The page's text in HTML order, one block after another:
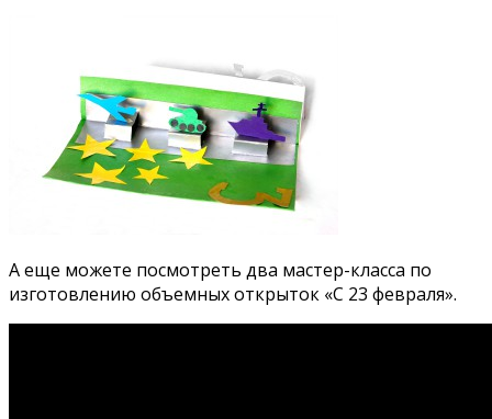
А еще можете посмотреть два мастер-класса по
изготовлению объемных открыток «С 23 февраля».